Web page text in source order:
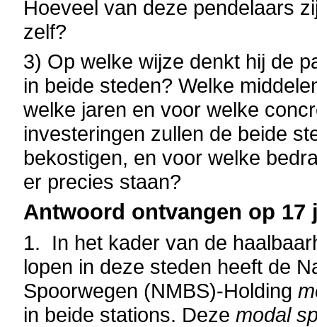
Hoeveel van deze pendelaars
zelf?
3) Op welke wijze denkt hij de
in beide steden? Welke
welke jaren en voor welke
investeringen zullen de beide
bekostigen, en voor welke
er precies staan?
Antwoord ontvangen op 17
1.
In het kader van de
lopen in deze steden heeft de
Spoorwegen (NMBS)-Holding
in beide stations. Dezemodal